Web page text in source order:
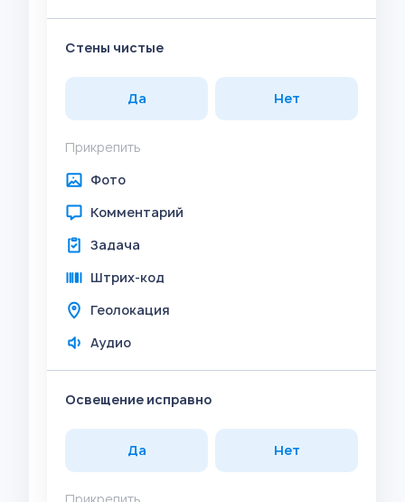
Стены чистые
Да Нет
Прикрепить
Фото
Комментарий
Задача
Штрих-код
Геолокация
Аудио
Освещение исправно
Да Нет